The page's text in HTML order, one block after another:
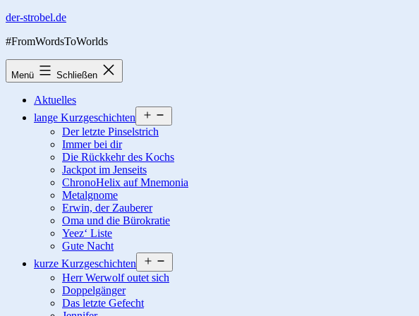
Zum
springen
der-strobel.de
#FromWordsToWorlds
Menü Schließen
Aktuelles
lange Kurzgeschichten
öffnen
Der letzte Pinselstrich
Immer bei dir
Die Rückkehr des Kochs
Jackpot im Jenseits
ChronoHelix auf Mnemonia
Metalgnome
Erwin, der Zauberer
Oma und die Bürokratie
Yeez‘ Liste
Gute Nacht
kurze Kurzgeschichten
öffnen
Herr Werwolf outet sich
Doppelgänger
Das letzte Gefecht